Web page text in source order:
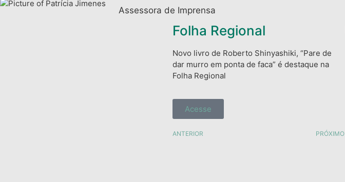
Assessora de Imprensa
Folha Regional
Novo livro de Roberto Shinyashiki, “Pare de
dar murro em ponta de faca” é destaque na
Folha Regional
Acesse
ANTERIOR PRÓXIMO